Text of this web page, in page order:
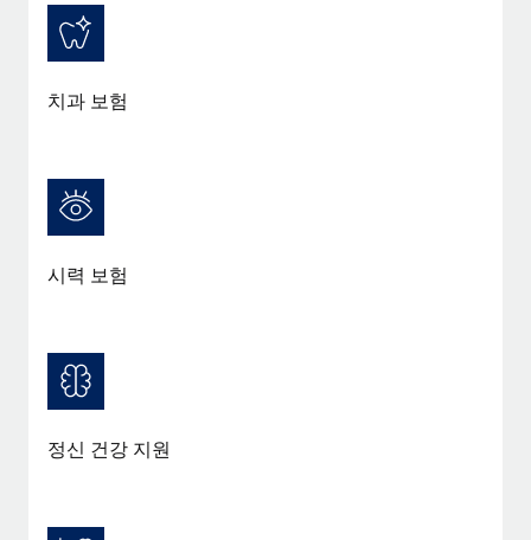
법인 설립
법인 설립을 빠르고 준법적으로 지원
글로벌 인재 이동 및 전근
복리후생
손쉬운 직원 복리후생 관리
계약자 관리
세금
블로그 둘러보기
블로그
Remote Contractor Management Plus
입니다. 이를 위해 최근 몇 주 동안 새로운...
자세히 알아보기
치과 보험
시력 보험
정신 건강 지원